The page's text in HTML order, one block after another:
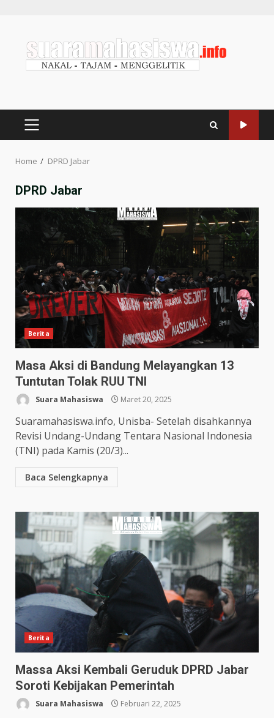
Home DPRD Jabar
DPRD Jabar
Berita
Masa Aksi di Bandung Melayangkan 13
Tuntutan Tolak RUU TNI
Suara Mahasiswa Maret 20, 2025
Suaramahasiswa.info, Unisba- Setelah disahkannya
Revisi Undang-Undang Tentara Nasional Indonesia
(TNI) pada Kamis (20/3)...
Baca Selengkapnya
Berita
Massa Aksi Kembali Geruduk DPRD Jabar
Soroti Kebijakan Pemerintah
Suara Mahasiswa Februari 22, 2025